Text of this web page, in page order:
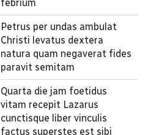
febrium
Petrus per undas ambulat
Christi levatus dextera
natura quam negaverat fides
paravit semitam
Quarta die jam foetidus
vitam recepit Lazarus
cunctisque liber vinculis
factus superstes est sibi